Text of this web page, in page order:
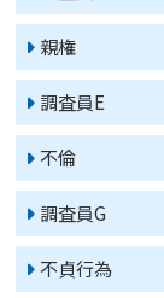
親権
調査員E
不倫
調査員G
不貞行為